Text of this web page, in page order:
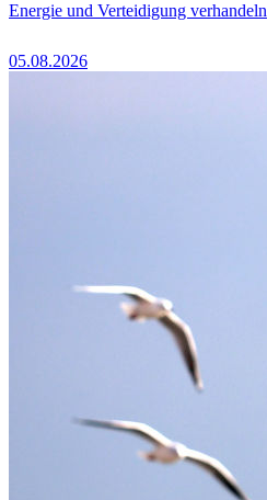
Energie und Verteidigung verhandeln
05.08.2026